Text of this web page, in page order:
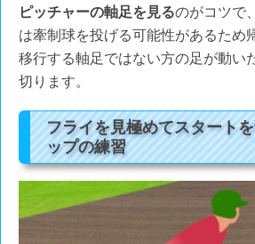
ピッチャーの軸足を見るのがコツで
は牽制球を投げる可能性があるため
移行する軸足ではない方の足が動い
切ります。
フライを見極めてスタート
ップの練習